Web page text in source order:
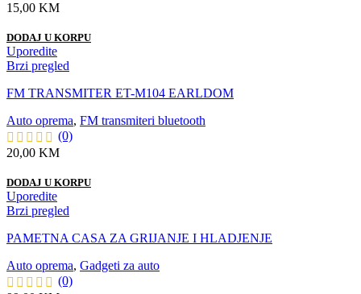
15,00 KM
DODAJ U KORPU
Uporedite
Brzi pregled
FM TRANSMITER ET-M104 EARLDOM
Auto oprema, FM transmiteri bluetooth
(0)
20,00 KM
DODAJ U KORPU
Uporedite
Brzi pregled
PAMETNA CASA ZA GRIJANJE I HLADJENJE
Auto oprema, Gadgeti za auto
(0)